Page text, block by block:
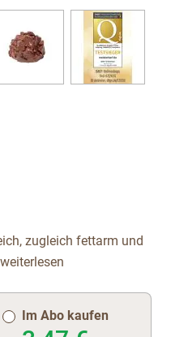
View larger image
View
zugleich fettarm und
weiterlesen
Im Abo kaufen